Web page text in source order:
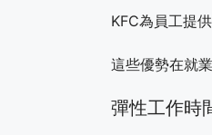
KFC為員工提供
這些優勢在就
彈性工作時